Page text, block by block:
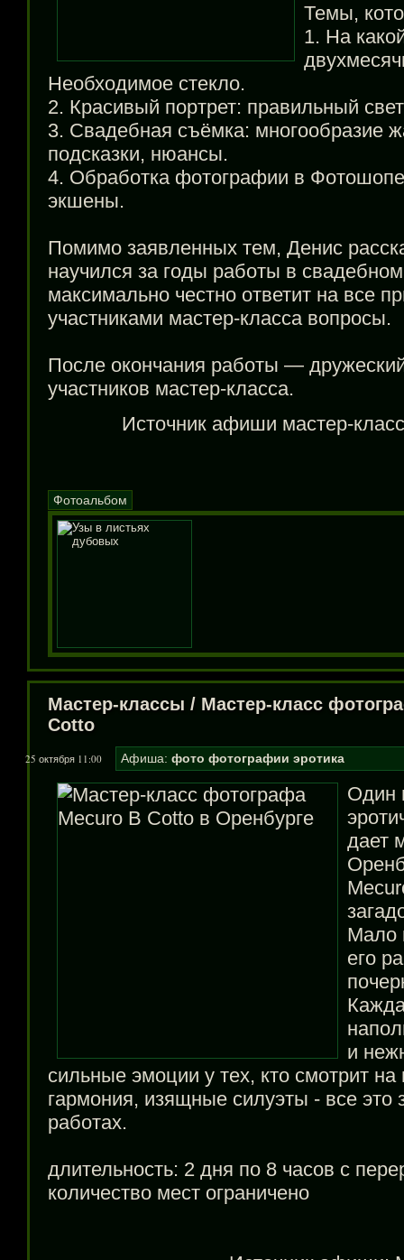
Темы,
1. На
Необходимое стекло.
2. Красивый портрет: правильный
3. Свадебная съёмка: многообразие
подсказки, нюансы.
4. Обработка фотографии в
экшены.
Помимо заявленных тем, Денис
научился за годы работы в
максимально честно ответит на все
участниками мастер-класса вопросы.
После окончания работы —
участников мастер-класса.
Источник афиши мастер-
Фотоальбом
Мастер-классы / Мастер-класс
Cotto
25 октября 11:00 Афиша: фото фотографии эротика
Один
дает
Мало
его
и
сильные эмоции у тех, кто смотрит на
гармония, изящные силуэты - все это
работах.
длительность: 2 дня по 8 часов с
количество мест ограничено